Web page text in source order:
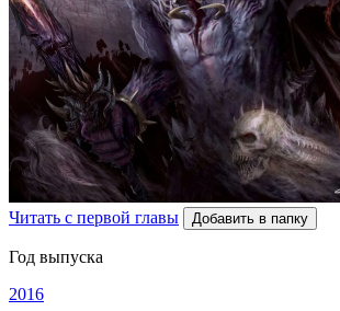
Читать с первой главы Добавить в папку
Год выпуска
2016